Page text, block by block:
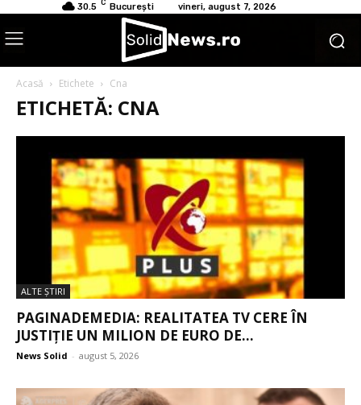
30.5 C București vineri, august 7, 2026
Acasă Etichete Cna
ETICHETĂ: CNA
ALTE ŞTIRI
PAGINADEMEDIA: REALITATEA TV CERE ÎN
JUSTIȚIE UN MILION DE EURO DE...
News Solid - august 5, 2026